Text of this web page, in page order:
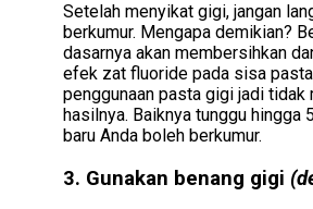
Setelah menyikat gigi, jangan
berkumur. Mengapa demikian?
dasarnya akan membersihkan
efek zat fluoride pada sisa
penggunaan pasta gigi jadi tidak
hasilnya. Baiknya tunggu hingga
baru Anda boleh berkumur.
3. Gunakan benang gigi